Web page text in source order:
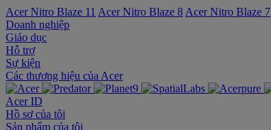
Acer Nitro Blaze 11 Acer Nitro Blaze 8 Acer Nitro Blaze 7
Doanh nghiệp
Giáo dục
Hỗ trợ
Sự kiện
‌Các thương hiệu của Acer
Acer ID
Hồ sơ của tôi
Sản phẩm của tôi